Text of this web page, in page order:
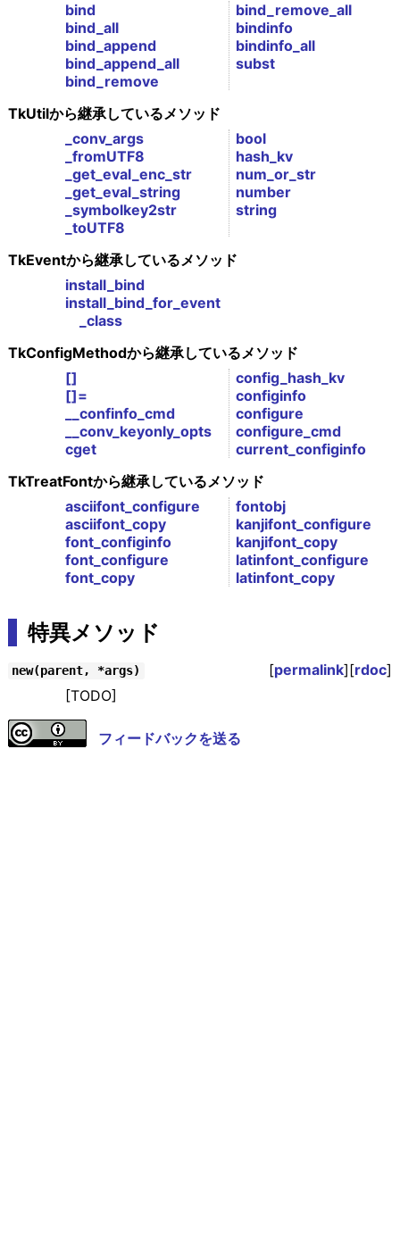
bind
bind_all
bind_append
bind_append_all
bind_remove
bind_remove_all
bindinfo
bindinfo_all
subst
TkUtilから継承しているメソッド
_conv_args
_fromUTF8
_get_eval_enc_str
_get_eval_string
_symbolkey2str
_toUTF8
bool
hash_kv
num_or_str
number
string
TkEventから継承しているメソッド
install_bind
install_bind_for_event
_class
TkConfigMethodから継承しているメソッド
[]
[]=
__confinfo_cmd
__conv_keyonly_opts
cget
config_hash_kv
configinfo
configure
configure_cmd
current_configinfo
TkTreatFontから継承しているメソッド
asciifont_configure
asciifont_copy
font_configinfo
font_configure
font_copy
fontobj
kanjifont_configure
kanjifont_copy
latinfont_configure
latinfont_copy
特異メソッド
new(parent, *args) [permalink][rdoc]
[TODO]
フィードバックを送る